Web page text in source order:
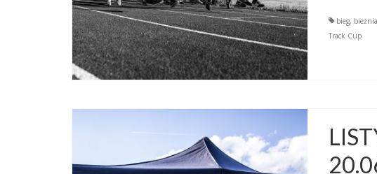
bieg, bieżnia
Track Cup